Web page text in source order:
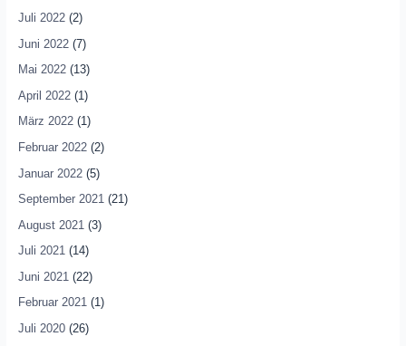
Juli 2022(2)
Juni 2022(7)
Mai 2022(13)
April 2022(1)
März 2022(1)
Februar 2022(2)
Januar 2022(5)
September 2021(21)
August 2021 (3)
Juli 2021(14)
Juni 2021 (22)
Februar 2021(1)
Juli 2020(26)